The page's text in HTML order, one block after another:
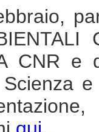
CNR